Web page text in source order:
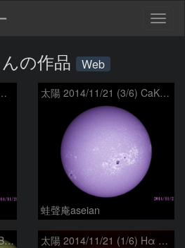
の作品 Web
戻ってきた活動領域 太陽 2014/11/21 (3/6) CaK 戻ってきた活動領域
蛙聲庵aseian
太陽 2014/11/21(2/6) Hα BとG 戻ってきた活動領域 太陽 2014/11/21 (1/6) Hα R-B 戻ってきた活動領域